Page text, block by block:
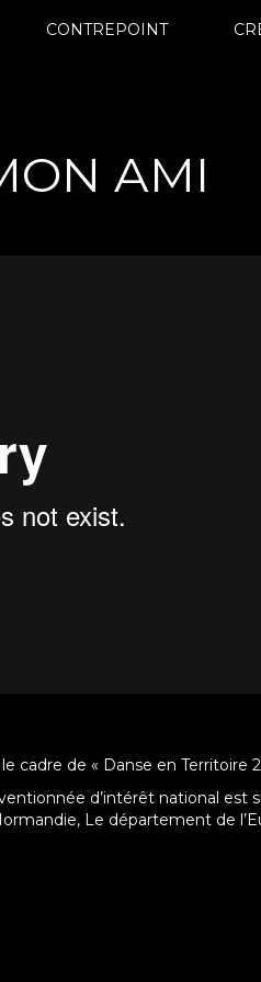
CONTREPOINT
AMI
cadre de « Danse en
d’intérêt national
Le département de